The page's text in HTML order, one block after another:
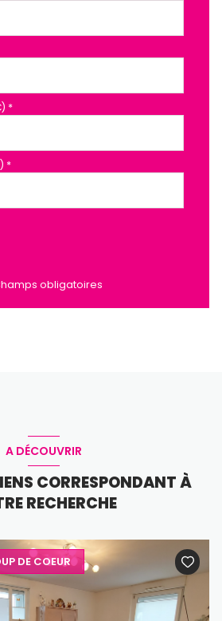
*
*
obligatoires
A DÉCOUVRIR
CORRESPONDANT À
RECHERCHE
DE COEUR